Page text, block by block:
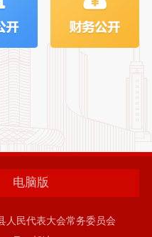
电脑版
人民代表大会常务委员会